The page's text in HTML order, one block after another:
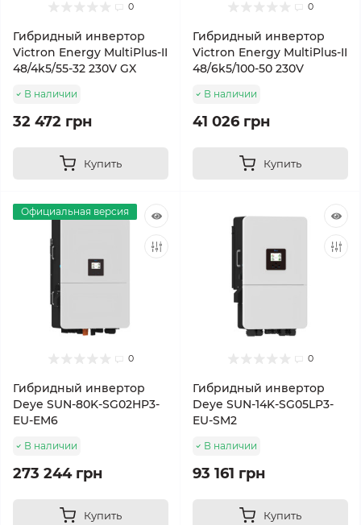
0
Гибридный инвертор
Victron Energy MultiPlus-II
48/4k5/55-32 230V GX
В наличии
32 472 грн
Купить
0
Гибридный инвертор
Victron Energy MultiPlus-II
48/6k5/100-50 230V
В наличии
41 026 грн
Купить
Официальная версия
0
Гибридный инвертор
Deye SUN-80K-SG02HP3-
EU-EM6
В наличии
273 244 грн
Купить
0
Гибридный инвертор
Deye SUN-14K-SG05LP3-
EU-SM2
В наличии
93 161 грн
Купить